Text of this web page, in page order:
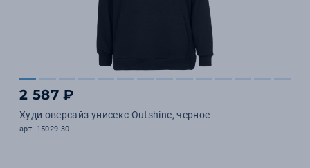
2 587 ₽
Худи оверсайз унисекс Outshine, черное
арт. 15029.30